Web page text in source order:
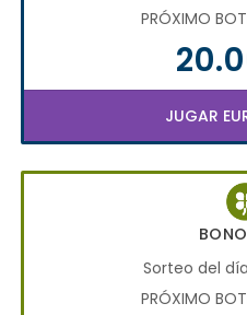
PRÓXIMO
JUGAR
Sorteo del
PRÓXIMO